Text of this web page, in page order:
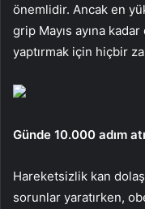
önemlidir. Ancak en
grip Mayıs ayına
yaptırmak için hiçbir
Günde 10.000 adım
Hareketsizlik kan
sorunlar yaratırken,